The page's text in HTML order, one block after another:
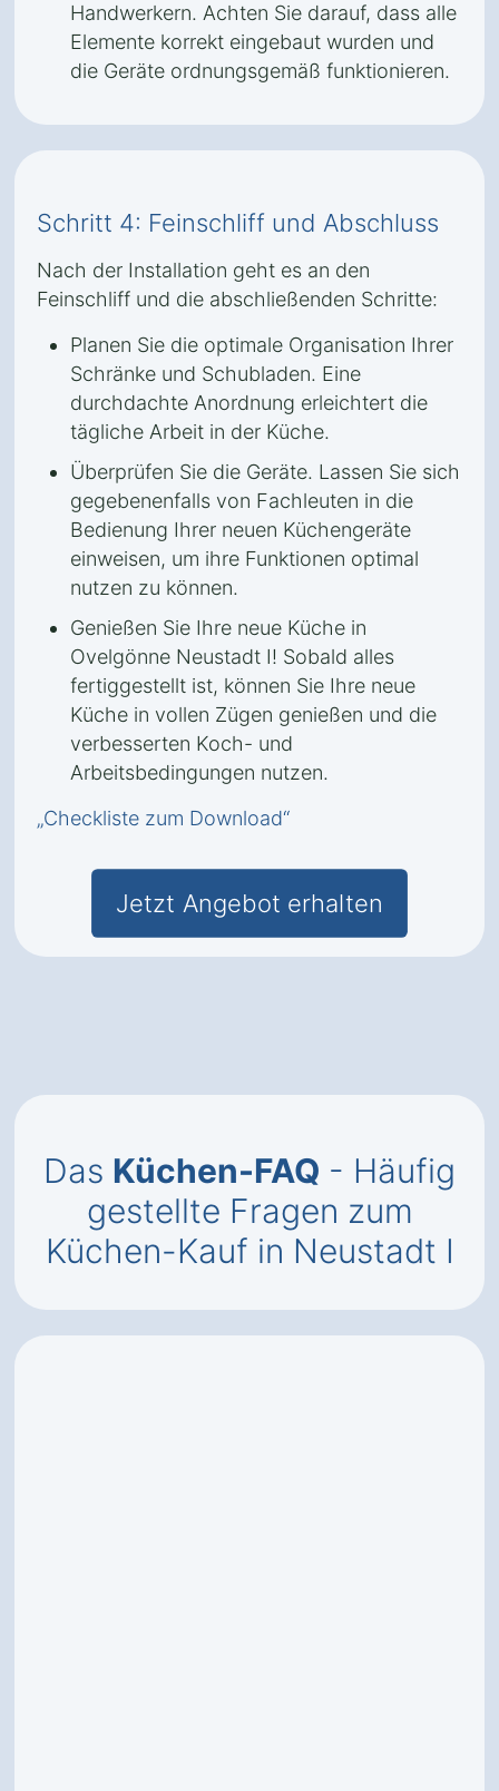
Handwerkern. Achten Sie darauf, dass alle
Elemente korrekt eingebaut wurden und
die Geräte ordnungsgemäß funktionieren.
Schritt 4: Feinschliff und Abschluss
Nach der Installation geht es an den
Feinschliff und die abschließenden Schritte:
Planen Sie die optimale Organisation Ihrer
Schränke und Schubladen. Eine
durchdachte Anordnung erleichtert die
tägliche Arbeit in der Küche.
Überprüfen Sie die Geräte. Lassen Sie sich
gegebenenfalls von Fachleuten in die
Bedienung Ihrer neuen Küchengeräte
einweisen, um ihre Funktionen optimal
nutzen zu können.
Genießen Sie Ihre neue Küche in
Ovelgönne Neustadt I! Sobald alles
fertiggestellt ist, können Sie Ihre neue
Küche in vollen Zügen genießen und die
verbesserten Koch- und
Arbeitsbedingungen nutzen.
„Checkliste zum Download“
Jetzt Angebot erhalten
Das Küchen-FAQ - Häufig
gestellte Fragen zum
Küchen-Kauf in Neustadt I